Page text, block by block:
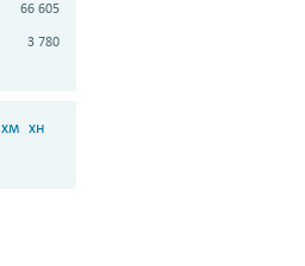
66 605
3 780
хм хн